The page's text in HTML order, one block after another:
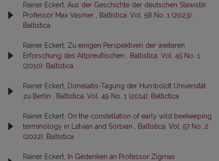
Rainer Eckert, Aus der Geschichte der deutschen Slawistik:
Professor Max Vasmer
Baltistica: Vol. 58 No. 1 (2023):
Baltistica
Rainer Eckert, Zu einigen Perspektiven der weiteren
Erforschung des Altpreußischen
Baltistica: Vol. 45 No. 1
(2010): Baltistica
Rainer Eckert, Donelaitis-Tagung der Humboldt Universität
zu Berlin
Baltistica: Vol. 49 No. 1 (2014): Baltictica
Rainer Eckert, On the constellation of early wild beekeeping
terminology in Latvian and Sorbian
Baltistica: Vol. 57 No. 2
(2022): Baltistica
Rainer Eckert, In Gedenken an Professor Zigmas